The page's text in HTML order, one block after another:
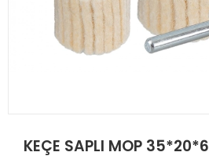
KEÇE SAPLI MOP 35*20*6